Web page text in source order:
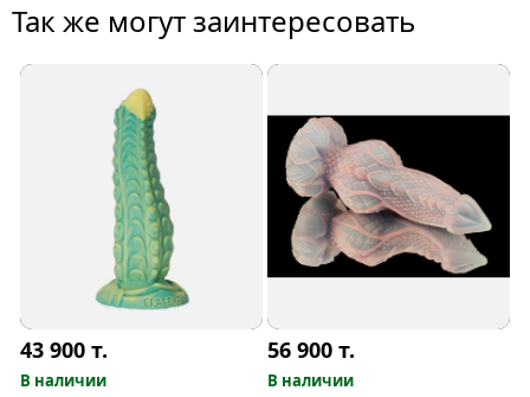
Так же могут заинтересовать
43 900т.
В наличии
56 900т.
В наличии